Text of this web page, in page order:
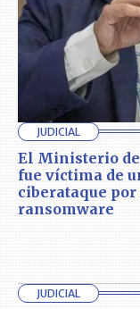
JUDICIAL
El Ministerio de
fue víctima de
ciberataque por
ransomware
JUDICIAL